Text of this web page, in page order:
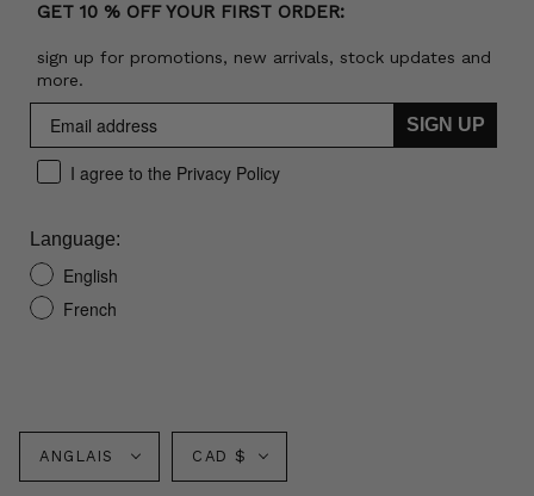
GET 10 % OFF YOUR FIRST ORDER:
sign up for promotions, new arrivals, stock updates and
more.
SIGN UP
I agree to the Privacy Policy
Language:
English
French
Langue
ANGLAIS Monnaie
CAD $